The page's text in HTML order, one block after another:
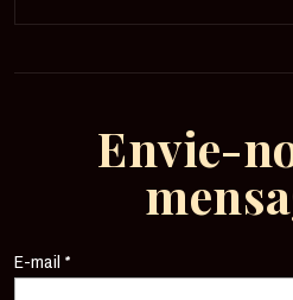
Envie-
E-mail *